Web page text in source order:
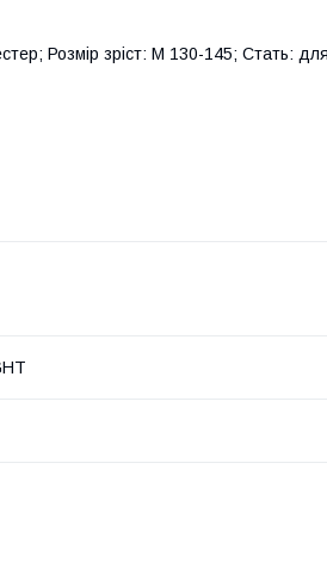
Розмір зріст: M 130-145; Стать: